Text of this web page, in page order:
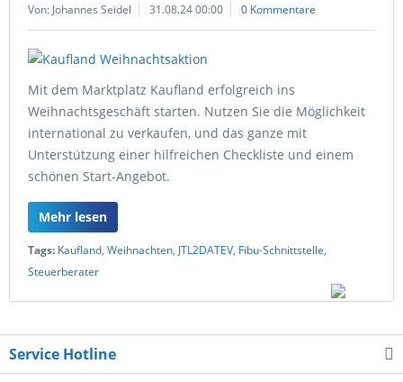
Von: Johannes Seidel 31.08.24 00:00 0 Kommentare
Mit dem Marktplatz Kaufland erfolgreich ins
Weihnachtsgeschäft starten. Nutzen Sie die Möglichkeit
international zu verkaufen, und das ganze mit
Unterstützung einer hilfreichen Checkliste und einem
schönen Start-Angebot.
Mehr lesen
Tags: Kaufland, Weihnachten, JTL2DATEV, Fibu-Schnittstelle,
Steuerberater
Service Hotline